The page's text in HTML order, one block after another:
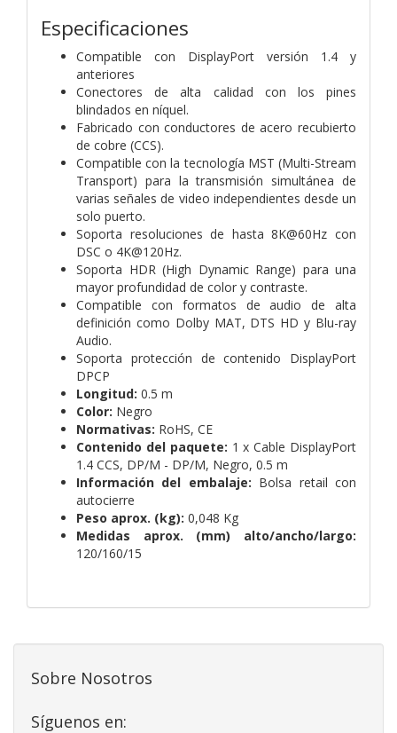
Especificaciones
Compatible con DisplayPort versión 1.4 y
anteriores
Conectores de alta calidad con los pines
blindados en níquel.
Fabricado con conductores de acero recubierto
de cobre (CCS).
Compatible con la tecnología MST (Multi-Stream
Transport) para la transmisión simultánea de
varias señales de video independientes desde un
solo puerto.
Soporta resoluciones de hasta 8K@60Hz con
DSC o 4K@120Hz.
Soporta HDR (High Dynamic Range) para una
mayor profundidad de color y contraste.
Compatible con formatos de audio de alta
definición como Dolby MAT, DTS HD y Blu-ray
Audio.
Soporta protección de contenido DisplayPort
DPCP
Longitud: 0.5 m
Color: Negro
Normativas: RoHS, CE
Contenido del paquete: 1 x Cable DisplayPort
1.4 CCS, DP/M - DP/M, Negro, 0.5 m
Información del embalaje: Bolsa retail con
autocierre
Peso aprox. (kg): 0,048 Kg
Medidas aprox. (mm) alto/ancho/largo:
120/160/15
Sobre Nosotros
Síguenos en: